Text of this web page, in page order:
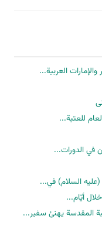
العربية...
للعتبة...
في الدورات...
السلام) في...
أيّام...
المقدسة يهنئ سفير...